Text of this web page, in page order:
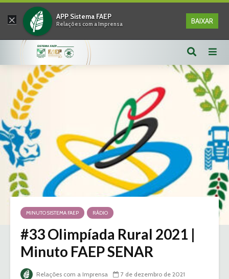
× APP Sistema FAEP
Relações com a Imprensa BAIXAR
MINUTO SISTEMA FAEP RÁDIO
#33 Olimpíada Rural 2021 |
Minuto FAEP SENAR
Relações com a Imprensa
7 de dezembro de 2021